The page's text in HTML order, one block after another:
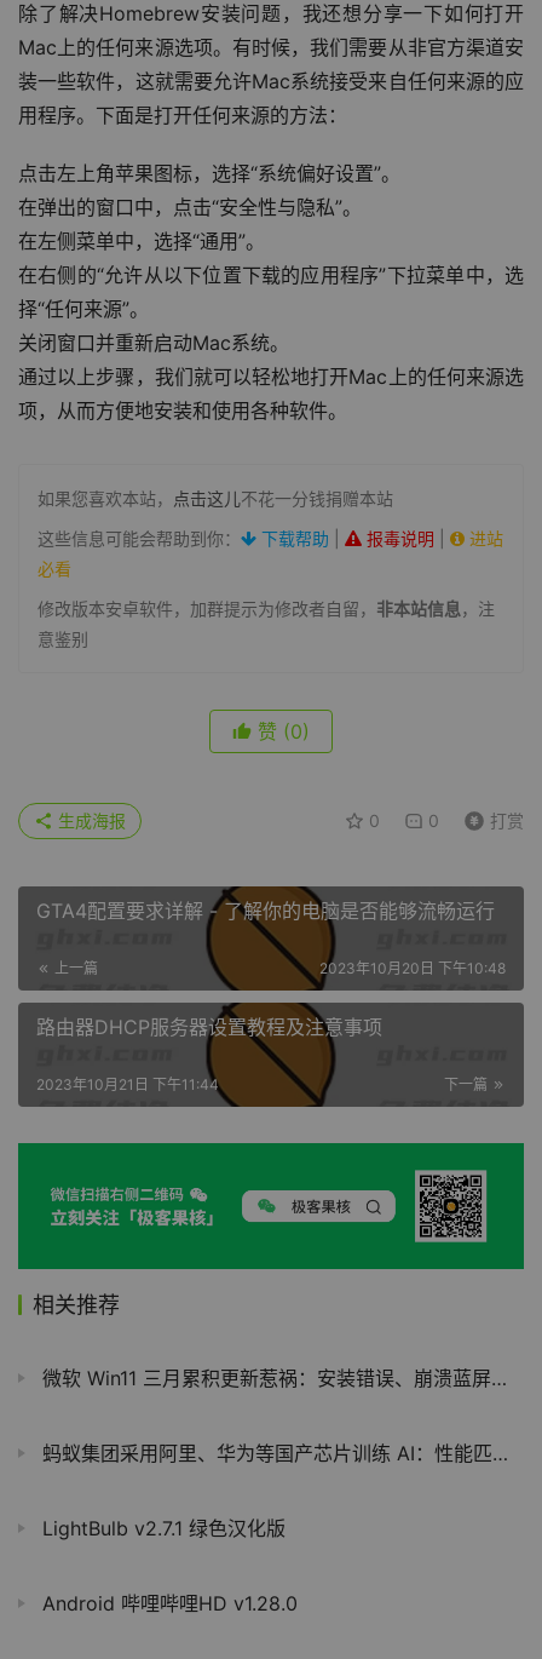
除了解决Homebrew安装问题，我还想分享一下如何打开
Mac上的任何来源选项。有时候，我们需要从非官方渠道安
装一些软件，这就需要允许Mac系统接受来自任何来源的应
用程序。下面是打开任何来源的方法：
点击左上角苹果图标，选择“系统偏好设置”。
在弹出的窗口中，点击“安全性与隐私”。
在左侧菜单中，选择“通用”。
在右侧的“允许从以下位置下载的应用程序”下拉菜单中，选
择“任何来源”。
关闭窗口并重新启动Mac系统。
通过以上步骤，我们就可以轻松地打开Mac上的任何来源选
项，从而方便地安装和使用各种软件。
如果您喜欢本站， 点击这儿不花一分钱捐赠本站
这些信息可能会帮助到你：
下载帮助 报毒说明
进站
必看
修改版本安卓软件，加群提示为修改者自留， 非本站信息，注
意鉴别
赞 (0)
0 0 打赏
生成海报
GTA4配置要求详解 - 了解你的电脑是否能够流畅运行
上一篇 2023年10月20日 下午10:48
路由器DHCP服务器设置教程及注意事项
下一篇
2023年10月21日 下午11:44
相关推荐
微软 Win11 三月累积更新惹祸：安装错误、崩溃蓝屏、远程连接每隔 4-10 分钟断开
蚂蚁集团采用阿里、华为等国产芯片训练 AI：性能匹敌英伟达 H800，成本降低 20%
LightBulb v2.7.1 绿色汉化版
Android 哔哩哔哩HD v1.28.0